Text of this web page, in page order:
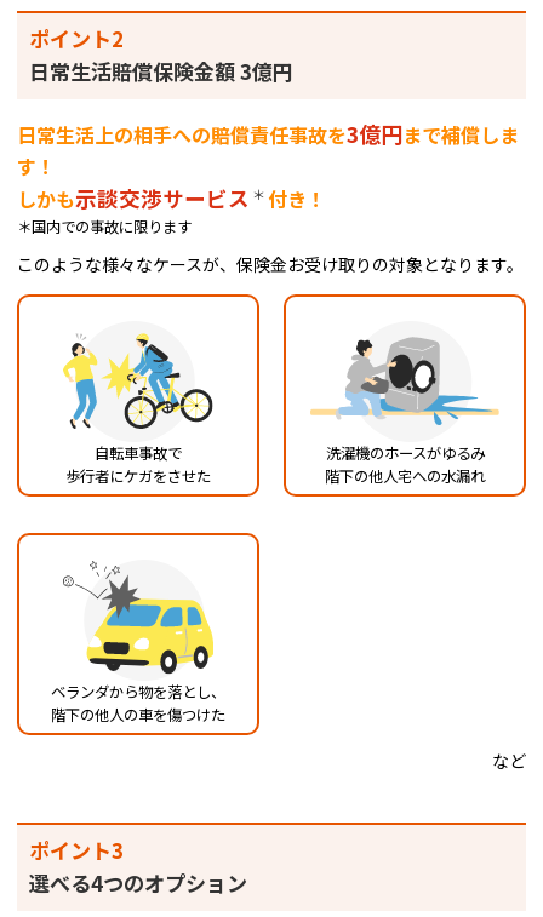
ポイント2
日常生活賠償保険金額 3億円
日常生活上の相手への賠償責任事故を3億円まで補償しま
す！
しかも示談交渉サービス ＊ 付き！
＊国内での事故に限ります
このような様々なケースが、保険金お受け取りの対象となります。
自転車事故で
歩行者にケガをさせた
洗濯機のホースがゆるみ
階下の他人宅への水漏れ
ベランダから物を落とし、
階下の他人の車を傷つけた
など
ポイント3
選べる4つのオプション